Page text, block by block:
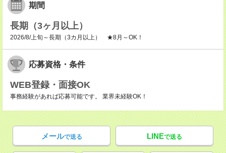
期間
長期（3ヶ月以上）
2026/8/上旬～長期（3カ月以上） ★8月～OK！
応募資格・条件
WEB登録・面接OK
事務経験があれば応募可能です。 業界未経験OK！
メールで送る LINEで送る